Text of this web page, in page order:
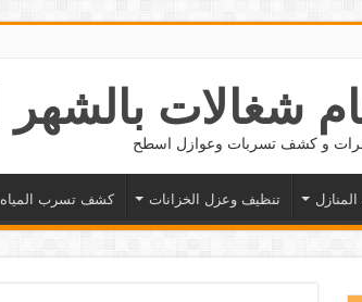
و كشف تسربات وعوازل اسطح
تنظيف وعزل الخزانات كشف تسرب المياه